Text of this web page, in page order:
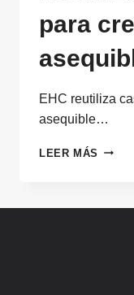
para
EHC reutiliza
asequible…
LEER MÁS